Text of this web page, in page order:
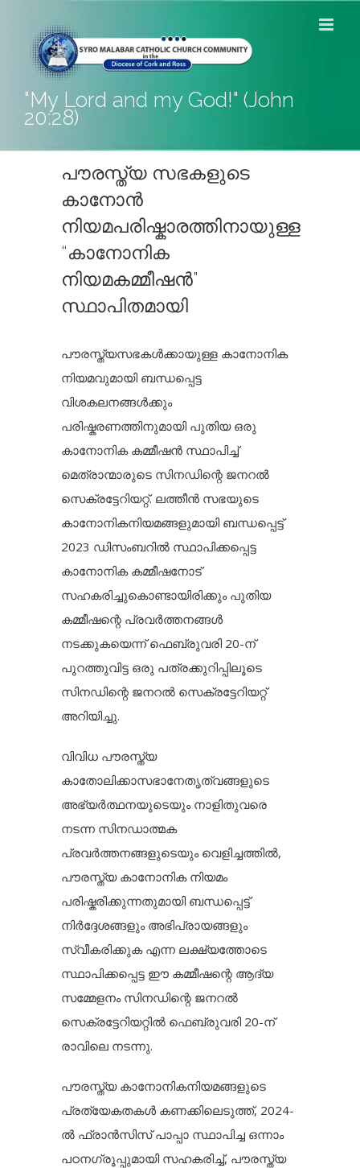
content
"My Lord and my God!" (John
20:28)
പൗരസ്ത്യ സഭകളുടെ
കാനോൻ
നിയമപരിഷ്കാരത്തിനായുള്ള
“കാനോനിക
നിയമകമ്മീഷൻ”
സ്ഥാപിതമായി
പൗരസ്ത്യസഭകൾക്കായുള്ള കാനോനിക
നിയമവുമായി ബന്ധപ്പെട്ട
വിശകലനങ്ങൾക്കും
പരിഷ്കരണത്തിനുമായി പുതിയ ഒരു
കാനോനിക കമ്മീഷൻ സ്ഥാപിച്ച്
മെത്രാന്മാരുടെ സിനഡിന്റെ ജനറൽ
സെക്രട്ടേറിയറ്റ്. ലത്തീൻ സഭയുടെ
കാനോനികനിയമങ്ങളുമായി ബന്ധപ്പെട്ട്
2023 ഡിസംബറിൽ സ്ഥാപിക്കപ്പെട്ട
കാനോനിക കമ്മീഷനോട്
സഹകരിച്ചുകൊണ്ടായിരിക്കും പുതിയ
കമ്മീഷന്റെ പ്രവർത്തനങ്ങൾ
നടക്കുകയെന്ന് ഫെബ്രുവരി 20-ന്
പുറത്തുവിട്ട ഒരു പത്രക്കുറിപ്പിലൂടെ
സിനഡിന്റെ ജനറൽ സെക്രട്ടേറിയറ്റ്
അറിയിച്ചു.
വിവിധ പൗരസ്ത്യ
കാതോലിക്കാസഭാനേതൃത്വങ്ങളുടെ
അഭ്യർത്ഥനയുടെയും നാളിതുവരെ
നടന്ന സിനഡാത്മക
പ്രവർത്തനങ്ങളുടെയും വെളിച്ചത്തിൽ,
പൗരസ്ത്യ കാനോനിക നിയമം
പരിഷ്കരിക്കുന്നതുമായി ബന്ധപ്പെട്ട്
നിർദ്ദേശങ്ങളും അഭിപ്രായങ്ങളും
സ്വീകരിക്കുക എന്ന ലക്ഷ്യത്തോടെ
സ്ഥാപിക്കപ്പെട്ട ഈ കമ്മീഷന്റെ ആദ്യ
സമ്മേളനം സിനഡിന്റെ ജനറൽ
സെക്രട്ടേറിയറ്റിൽ ഫെബ്രുവരി 20-ന്
രാവിലെ നടന്നു.
പൗരസ്ത്യ കാനോനികനിയമങ്ങളുടെ
പ്രത്യേകതകൾ കണക്കിലെടുത്ത്, 2024-
ൽ ഫ്രാൻസിസ് പാപ്പാ സ്ഥാപിച്ച ഒന്നാം
പഠനഗ്രൂപ്പുമായി സഹകരിച്ച്, പൗരസ്ത്യ